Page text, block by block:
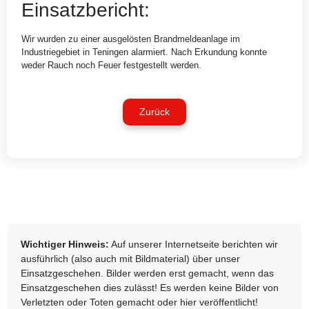
Einsatzbericht:
Wir wurden zu einer ausgelösten Brandmeldeanlage im
Industriegebiet in Teningen alarmiert. Nach Erkundung konnte
weder Rauch noch Feuer festgestellt werden.
Zurück
Wichtiger Hinweis: Auf unserer Internetseite berichten wir
ausführlich (also auch mit Bildmaterial) über unser
Einsatzgeschehen. Bilder werden erst gemacht, wenn das
Einsatzgeschehen dies zulässt! Es werden keine Bilder von
Verletzten oder Toten gemacht oder hier veröffentlicht!